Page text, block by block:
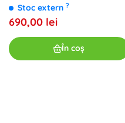
Stoc extern ?
690,00 lei
În coș